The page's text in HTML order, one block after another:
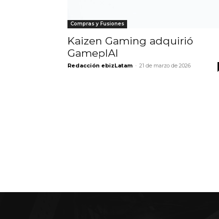
Compras y Fusiones
Kaizen Gaming adquirió
GameplAI
Redacción ebizLatam - 21 de marzo de 2026